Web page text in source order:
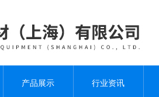
产品展示 行业资讯